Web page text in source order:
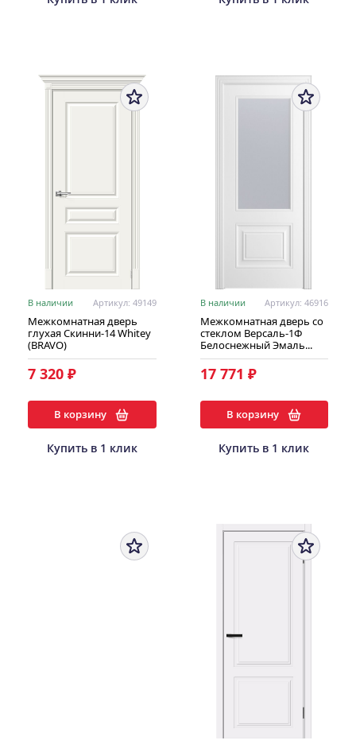
В наличии Артикул: 49149
Межкомнатная дверь
глухая Скинни-14 Whitey
(BRAVO)
7 320 ₽
В корзину
Купить в 1 клик
В наличии Артикул: 46916
Межкомнатная дверь со
стеклом Версаль-1Ф
Белоснежный Эмаль...
17 771 ₽
В корзину
Купить в 1 клик